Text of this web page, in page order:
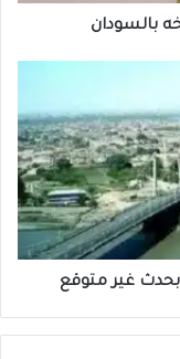
بالسودان